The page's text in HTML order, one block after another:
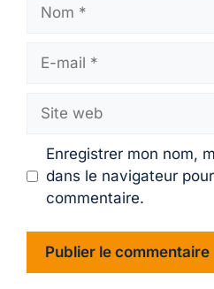
mail
web
Enregistrer mon nom,
dans le navigateur
commentaire.